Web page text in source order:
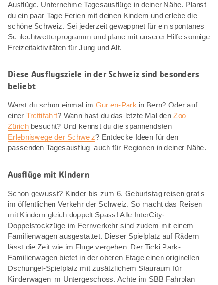
Ausflüge. Unternehme Tagesausflüge in deiner Nähe. Planst
du ein paar Tage Ferien mit deinen Kindern und erlebe die
schöne Schweiz. Sei jederzeit gewappnet für ein spontanes
Schlechtwetterprogramm und plane mit unserer Hilfe sonnige
Freizeitaktivitäten für Jung und Alt.
Diese Ausflugsziele in der Schweiz sind besonders
beliebt
Warst du schon einmal im Gurten-Park in Bern? Oder auf
einer Trottifahrt? Wann hast du das letzte Mal denZoo
Zürichbesucht? Und kennst du die spannendsten
Erlebniswege der Schweiz? Entdecke Ideen für den
passenden Tagesausflug, auch für Regionen in deiner Nähe.
Ausflüge mit Kindern
Schon gewusst? Kinder bis zum 6. Geburtstag reisen gratis
im öffentlichen Verkehr der Schweiz. So macht das Reisen
mit Kindern gleich doppelt Spass! Alle InterCity-
Doppelstockzüge im Fernverkehr sind zudem mit einem
Familienwagen ausgestattet. Dieser Spielplatz auf Rädern
lässt die Zeit wie im Fluge vergehen. Der Ticki Park-
Familienwagen bietet in der oberen Etage einen originellen
Dschungel-Spielplatz mit zusätzlichem Stauraum für
Kinderwagen im Untergeschoss. Achte im SBB Fahrplan